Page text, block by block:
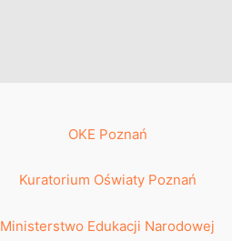
OKE Poznań
Kuratorium Oświaty Poznań
Ministerstwo Edukacji Narodowej